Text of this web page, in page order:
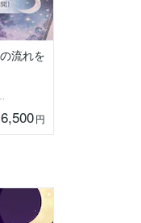
流れを
開花させる魔女
6,500円